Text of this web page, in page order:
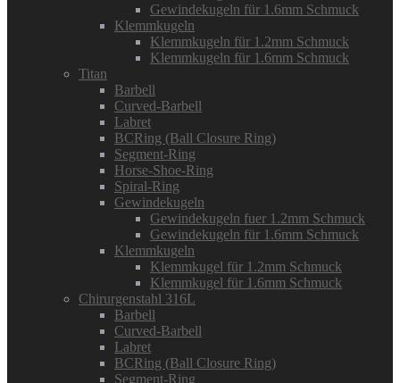
Gewindekugeln für 1.6mm Schmuck
Klemmkugeln
Klemmkugeln für 1.2mm Schmuck
Klemmkugeln für 1.6mm Schmuck
Titan
Barbell
Curved-Barbell
Labret
BCRing (Ball Closure Ring)
Segment-Ring
Horse-Shoe-Ring
Spiral-Ring
Gewindekugeln
Gewindekugeln fuer 1.2mm Schmuck
Gewindekugeln für 1.6mm Schmuck
Klemmkugeln
Klemmkugel für 1.2mm Schmuck
Klemmkugel für 1.6mm Schmuck
Chirurgenstahl 316L
Barbell
Curved-Barbell
Labret
BCRing (Ball Closure Ring)
Segment-Ring